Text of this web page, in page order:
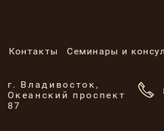
Контакты Семинары и
г. Владивосток,
Океанский проспект
87